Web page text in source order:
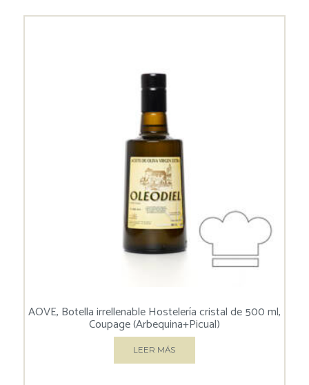
AOVE, Botella irrellenable Hostelería cristal de 500 ml,
Coupage (Arbequina+Picual)
LEER MÁS